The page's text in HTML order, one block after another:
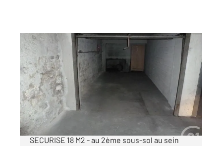
PARIS 75005
18 m
Ref : 31138
Parking à vendre
49 900 €
PARIS Vème - RUE DAUBENTON - BOX
SECURISE 18 M2 - au 2ème sous-sol au sein